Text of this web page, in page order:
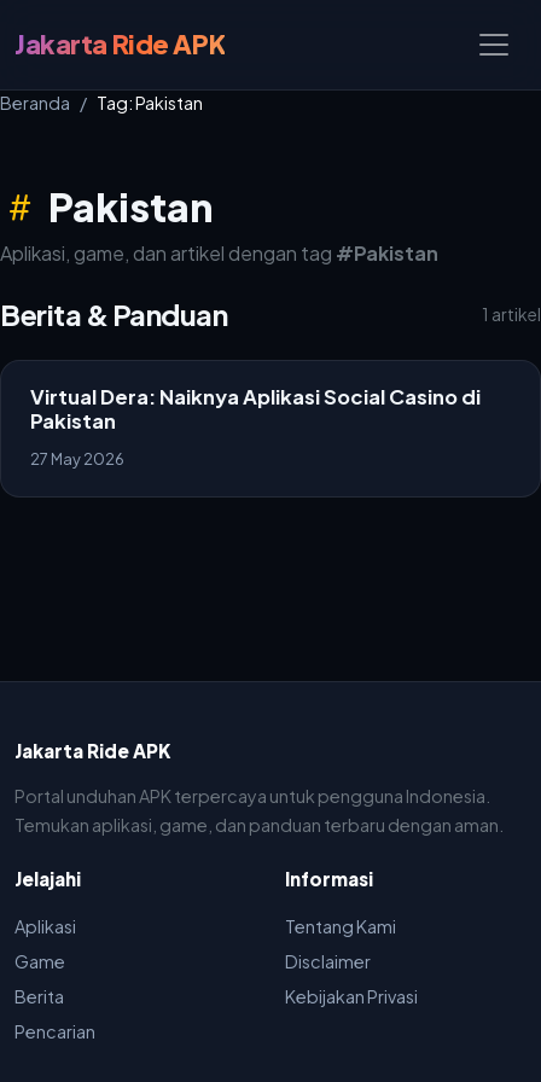
Jakarta Ride APK
Beranda Tag: Pakistan
Pakistan
Aplikasi, game, dan artikel dengan tag #Pakistan
Berita & Panduan 1 artikel
Virtual Dera: Naiknya Aplikasi Social Casino di
Pakistan
27 May 2026
Jakarta Ride APK
Portal unduhan APK terpercaya untuk pengguna Indonesia.
Temukan aplikasi, game, dan panduan terbaru dengan aman.
Jelajahi
Aplikasi
Game
Berita
Pencarian
Informasi
Tentang Kami
Disclaimer
Kebijakan Privasi